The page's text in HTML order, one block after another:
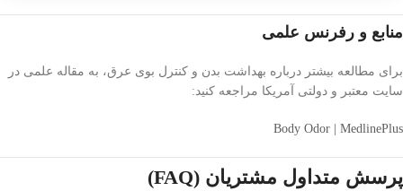
منابع و رفرنس علمی
برای مطالعه بیشتر درباره بهداشت بدن و کنترل بوی عرق، به مقاله علمی در
سایت معتبر و دولتی آمریکا مراجعه کنید:
Body Odor | MedlinePlus
پرسش متداول مشتریان (FAQ)